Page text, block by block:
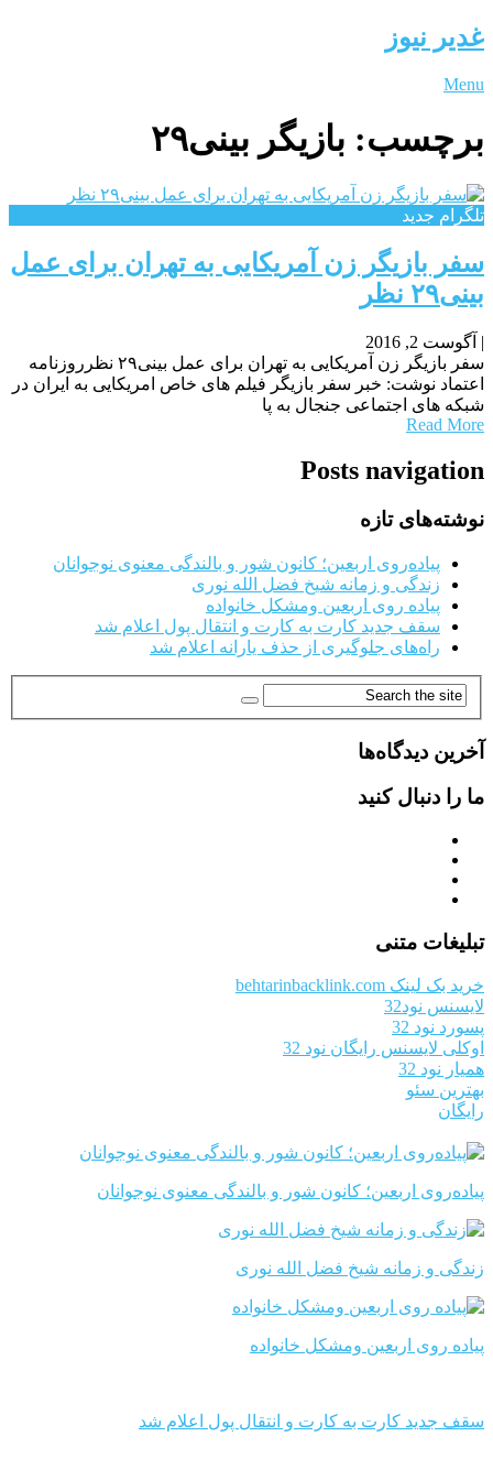
غدیر نیوز
Menu
برچسب: بازیگر بینی۲۹
تلگرام جدید
سفر بازیگر زن آمریکایی به تهران برای عمل
بینی۲۹ نظر
| آگوست 2, 2016
سفر بازیگر زن آمریکایی به تهران برای عمل بینی۲۹ نظرروزنامه
اعتماد نوشت: خبر سفر بازیگر فیلم های خاص امریکایی به ایران در
شبکه های اجتماعی جنجال به پا
Read More
Posts navigation
نوشته‌های تازه
پیاده‌روی اربعین؛ کانون شور و بالندگی معنوی نوجوانان
زندگی و زمانه شیخ فضل الله نوری
پیاده روی اربعین ومشکل خانواده
سقف جدید کارت به کارت و انتقال پول اعلام شد
راه‌های جلوگیری از حذف یارانه اعلام شد
آخرین دیدگاه‌ها
ما را دنبال کنید
تبلیغات متنی
خرید بک لینک behtarinbacklink.com
لایسنس نود32
پسورد نود 32
اوکلی لایسنس رایگان نود 32
همیار نود 32
بهترین سئو
رایگان
پیاده‌روی اربعین؛ کانون شور و بالندگی معنوی نوجوانان
زندگی و زمانه شیخ فضل الله نوری
پیاده روی اربعین ومشکل خانواده
سقف جدید کارت به کارت و انتقال پول اعلام شد